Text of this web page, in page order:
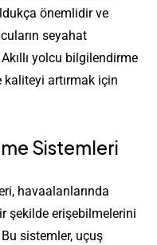
önemlidir ve
seyahat
yolcu bilgilendirme
artırmak için
Sistemleri
havaalanlarında
şekilde erişebilmelerini
sistemler, uçuş